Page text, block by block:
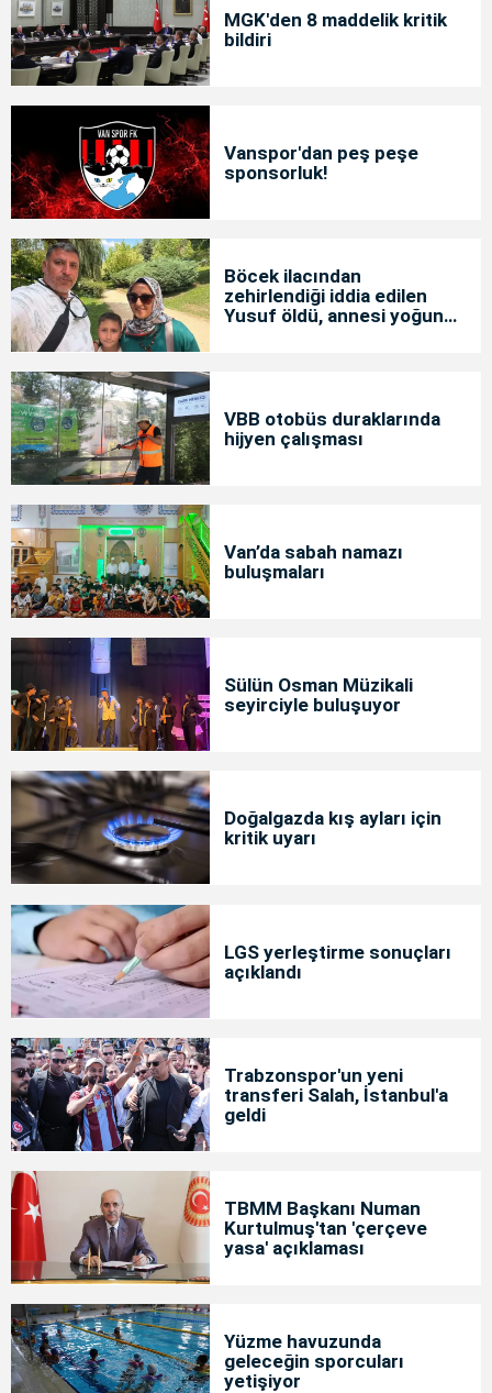
MGK'den 8 maddelik kritik
bildiri
Vanspor'dan peş peşe
sponsorluk!
Böcek ilacından
zehirlendiği iddia edilen
Yusuf öldü, annesi yoğun
VBB otobüs duraklarında
hijyen çalışması
Van’da sabah namazı
buluşmaları
Sülün Osman Müzikali
seyirciyle buluşuyor
Doğalgazda kış ayları için
kritik uyarı
LGS yerleştirme sonuçları
açıklandı
Trabzonspor'un yeni
transferi Salah, İstanbul'a
geldi
TBMM Başkanı Numan
Kurtulmuş'tan 'çerçeve
yasa' açıklaması
Yüzme havuzunda
geleceğin sporcuları
yetişiyor